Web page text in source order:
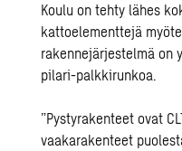
Koulu on tehty lähes
kattoelementtejä
rakennejärjestelmä on
pilari-palkkirunkoa.
”Pystyrakenteet ovat
vaakarakenteet